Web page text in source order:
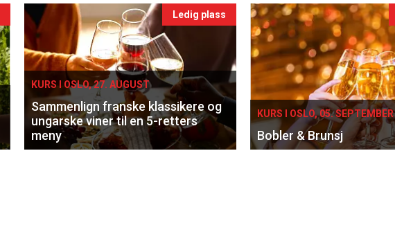
Ledig plass
KURS I OSLO, 27. AUGUST
Sammenlign franske klassikere og
ungarske viner til en 5-retters
meny
KURS I OSLO, 05. SEPTEMBER
Bobler & Brunsj